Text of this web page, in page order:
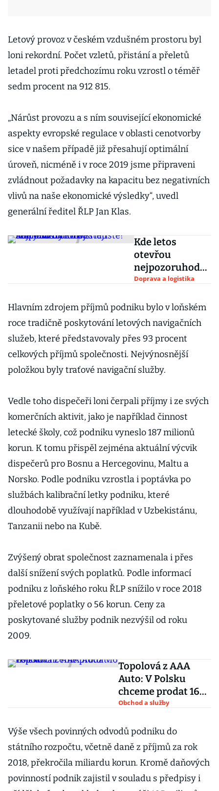
Letový provoz v českém vzdušném prostoru byl
loni rekordní. Počet vzletů, přistání a přeletů
letadel proti předchozímu roku vzrostl o téměř
sedm procent na 912 815.
„Nárůst provozu a s ním související ekonomické
aspekty evropské regulace v oblasti cenotvorby
sice v našem případě již přesahují optimální
úroveň, nicméně i v roce 2019 jsme připraveni
zvládnout požadavky na kapacitu bez negativních
vlivů na naše ekonomické výsledky“, uvedl
generální ředitel ŘLP Jan Klas.
Kde letos
otevřou
nejpozoruhodn
ější letiště?
investují
stamiliardy
Doprava a logistika
Hlavním zdrojem příjmů podniku bylo v loňském
roce tradičně poskytování letových navigačních
služeb, které představovaly přes 93 procent
celkových příjmů společnosti. Nejvýnosnější
položkou byly traťové navigační služby.
Vedle toho dispečeři loni čerpali příjmy i ze svých
komerčních aktivit, jako je například činnost
letecké školy, což podniku vyneslo 187 milionů
korun. K tomu přispěl zejména aktuální výcvik
dispečerů pro Bosnu a Hercegovinu, Maltu a
Norsko. Podle podniku vzrostla i poptávka po
službách kalibrační letky podniku, které
dlouhodobě využívají například v Uzbekistánu,
Tanzanii nebo na Kubě.
Zvýšený obrat společnost zaznamenala i přes
další snížení svých poplatků. Podle informací
podniku z loňského roku ŘLP snížilo v roce 2018
přeletové poplatky o 56 korun. Ceny za
poskytované služby podnik nezvýšil od roku
2009.
Topolová z AAA
Auto: V Polsku
chceme prodat 16
tisíc aut
Obchod a služby
Výše všech povinných odvodů podniku do
státního rozpočtu, včetně daně z příjmů za rok
2018, překročila miliardu korun. Kromě daňových
povinností podnik zajistil v souladu s předpisy i